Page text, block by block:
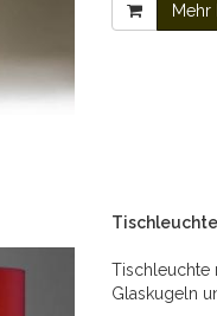
Mehr
Tischleuchte
Tischleuchte
Glaskugeln